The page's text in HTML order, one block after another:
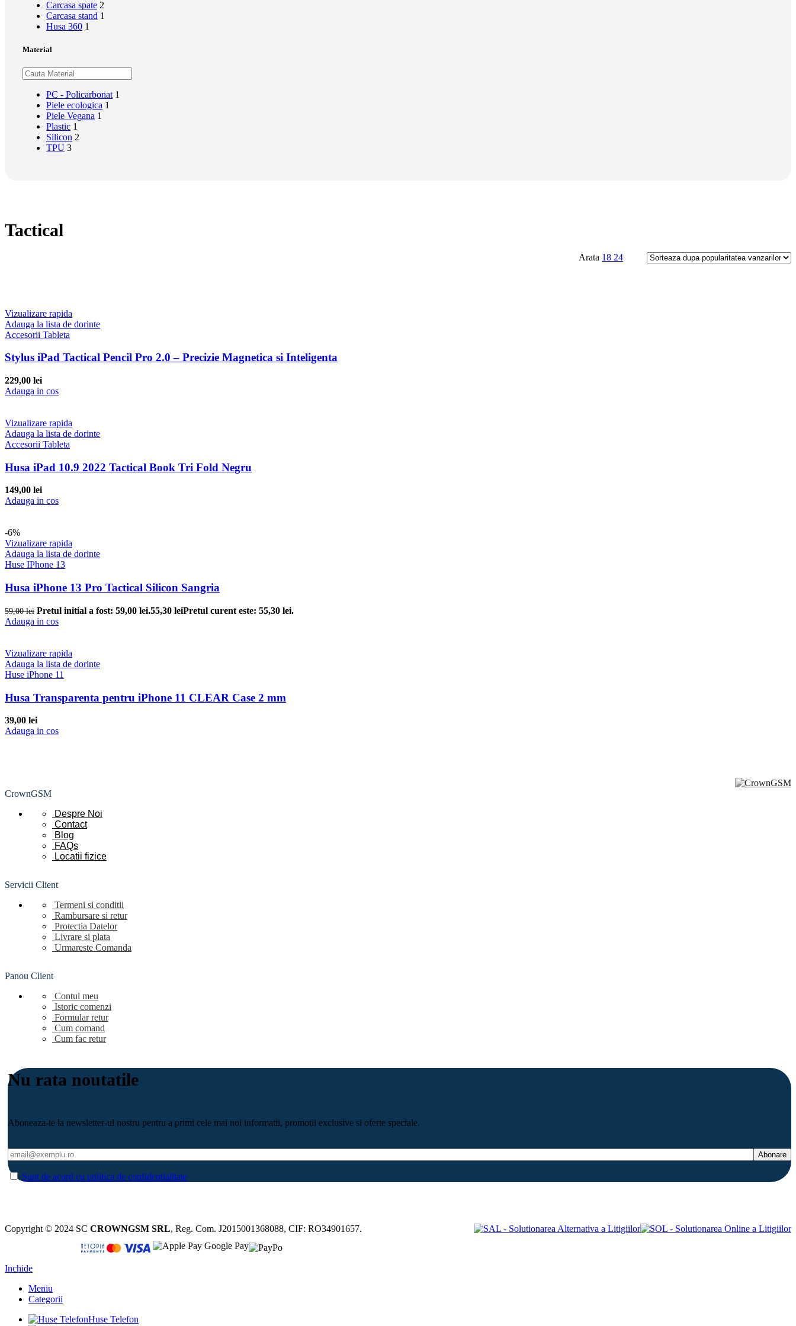
Produse Apple
Vezi
Vezi
Suporti Telefon
Carcasa spate 2
Carcasa stand 1
Husa 360 1
Material
PC - Policarbonat 1
Piele ecologica 1
Piele Vegana 1
Plastic 1
Silicon 2
TPU 3
Tactical
Arata 18 24
Vizualizare rapida
Adauga la lista de dorinte
Accesorii Tableta
Stylus iPad Tactical Pencil Pro 2.0 – Precizie Magnetica si Inteligenta
229,00 lei
Adauga in cos
Vizualizare rapida
Adauga la lista de dorinte
Accesorii Tableta
Husa iPad 10.9 2022 Tactical Book Tri Fold Negru
149,00 lei
Adauga in cos
-6%
Vizualizare rapida
Adauga la lista de dorinte
Huse IPhone 13
Husa iPhone 13 Pro Tactical Silicon Sangria
59,00lei Pretul initial a fost: 59,00 lei.55,30 leiPretul curent este: 55,30 lei.
Adauga in cos
Vizualizare rapida
Adauga la lista de dorinte
Huse iPhone 11
Husa Transparenta pentru iPhone 11 CLEAR Case 2 mm
39,00 lei
Adauga in cos
CrownGSM
Despre Noi
Contact
Blog
FAQs
Locatii fizice
Servicii Client
Termeni si conditii
Rambursare si retur
Protectia Datelor
Livrare si plata
Urmareste Comanda
Panou Client
Contul meu
Istoric comenzi
Formular retur
Cum comand
Cum fac retur
Nu rata noutatile
Aboneaza-te la newsletter-ul nostru pentru a primi cele mai noi informatii, promotii exclusive si oferte speciale.
Sunt de acord cu politica de confidentialitate
Copyright © 2024 SC CROWNGSM SRL, Reg. Com. J2015001368088, CIF: RO34901657.
Inchide
Meniu
Categorii
Huse Telefon